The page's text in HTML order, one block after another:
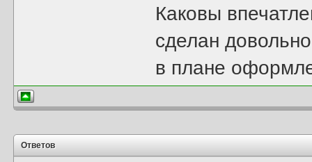
Каковы
сделан
в плане
Ответов